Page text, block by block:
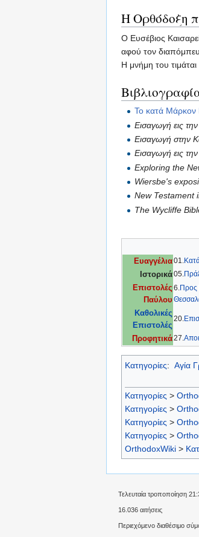
Η Ορθόδοξη
Ο Ευσέβιος
αφού τον
Η μνήμη του
Το κατά Μάρκον
Εισαγωγή εις
Εισαγωγή στην
Εισαγωγή εις
Exploring the
Wiersbe's
New Testament
The Wycliffe
Ευαγγέλια01.
Ιστορικά05.
Επιστολές
Παύλου
6.Προς
Καθολικές
Επιστολές
20.
Προφητικά27.
Κατηγορίες: Αγία
Κατηγορίες >
Κατηγορίες >
Κατηγορίες >
Κατηγορίες >
OrthodoxWiki >
Τελευταία τροποποίηση
16.036 αιτήσεις
Περιεχόμενο διαθέσιμο